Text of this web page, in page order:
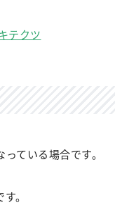
テクツ
ている場合です。
。